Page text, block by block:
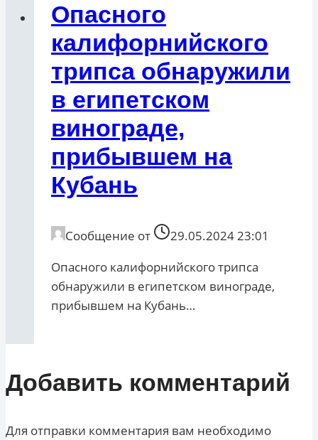
Опасного
калифорнийского
трипса обнаружили
в египетском
винограде,
прибывшем на
Кубань
Сообщение от
29.05.2024 23:01
Опасного калифорнийского трипса
обнаружили в египетском винограде,
прибывшем на Кубань…
Добавить комментарий
Для отправки комментария вам необходимо